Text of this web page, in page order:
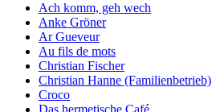
Ach komm, geh wech
Anke Gröner
Ar Gueveur
Au fils de mots
Christian Fischer
Christian Hanne (Familienbetrieb)
Croco
Das hermetische Café